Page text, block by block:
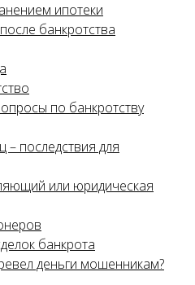
ипотеки
банкротства
по банкротству
– последствия для
или юридическая
банкрота
деньги мошенникам?